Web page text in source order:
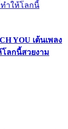
YOU เต้นเพลง
ลกนี้สวยงาม